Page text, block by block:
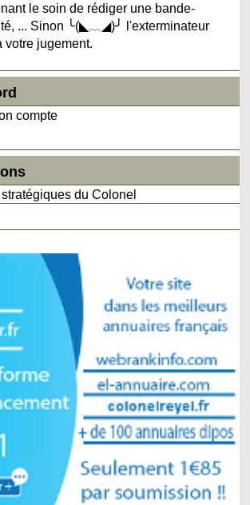
le soin de rédiger une bande-
... Sinon ╰(◣﹏◢)╯ l'exterminateur
jugement.
compte
du Colonel